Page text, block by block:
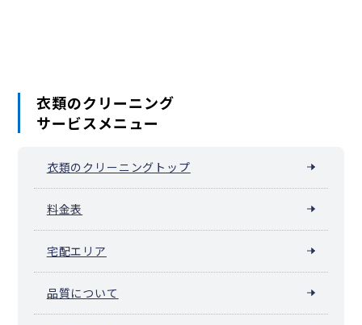
衣類のクリーニング
サービスメニュー
衣類のクリーニングトップ
料金表
宅配エリア
品質について